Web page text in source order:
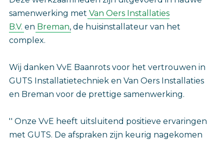
samenwerking met Van Oers Installaties
B.V. en Breman, de huisinstallateur van het
complex.
Wij danken VvE Baanrots voor het vertrouwen in
GUTS Installatietechniek en Van Oers Installaties
en Breman voor de prettige samenwerking.
'' Onze VvE heeft uitsluitend positieve ervaringen
met GUTS. De afspraken zijn keurig nagekomen